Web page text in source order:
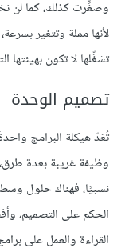
وصغِّرت كذلك، كما لن
لأنها مملة وتتغير
تشغِّلها لا تكون بهيئتها
تصميم الوحدة
تُعَدّ هيكلة البرامج
وظيفة غريبة بعدة
نسبيًا، فهناك حلول
الحكم على التصميم،
القراءة والعمل على